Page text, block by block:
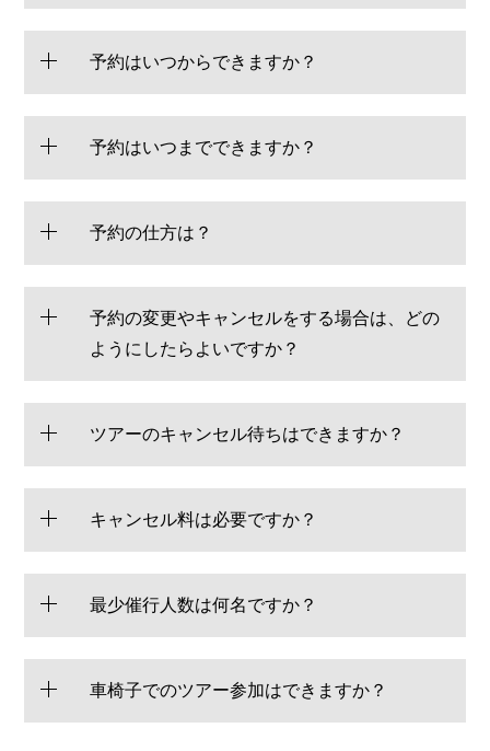
予約はいつからできますか？
予約はいつまでできますか？
予約の仕方は？
予約の変更やキャンセルをする場合は、どの
ようにしたらよいですか？
ツアーのキャンセル待ちはできますか？
キャンセル料は必要ですか？
最少催行人数は何名ですか？
車椅子でのツアー参加はできますか？